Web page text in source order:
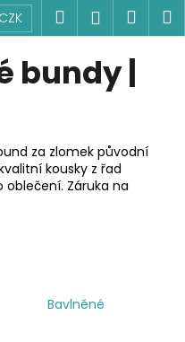
CZK Hledat
bundy |
za zlomek původní
kousky z řad
Záruka na
Bavlněné